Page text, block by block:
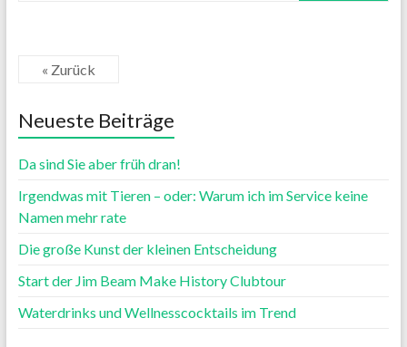
« Zurück
Neueste Beiträge
Da sind Sie aber früh dran!
Irgendwas mit Tieren – oder: Warum ich im Service keine
Namen mehr rate
Die große Kunst der kleinen Entscheidung
Start der Jim Beam Make History Clubtour
Waterdrinks und Wellnesscocktails im Trend